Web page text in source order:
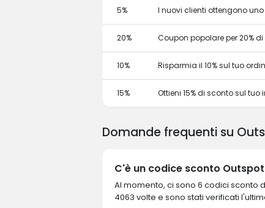
5% I nuovi clienti ottengono
20% Coupon popolare per 20%
10% Risparmia il 10% sul tuo
15% Ottieni 15% di sconto sul
Domande frequenti su
C'è un codice sconto
Al momento, ci sono 6 codici sconto
4063 volte e sono stati verificati